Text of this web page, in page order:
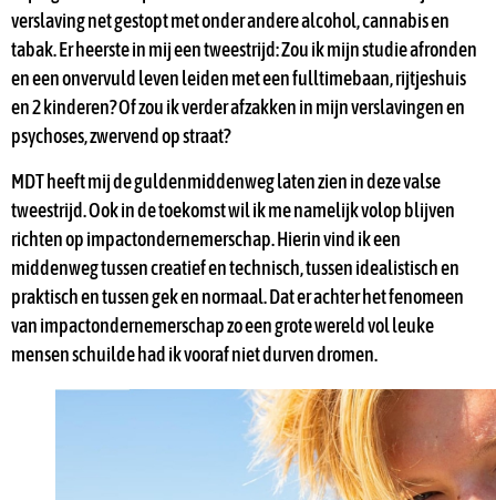
verslaving net gestopt met onder andere alcohol, cannabis en
tabak. Er heerste in mij een tweestrijd: Zou ik mijn studie afronden
en een onvervuld leven leiden met een fulltimebaan, rijtjeshuis
en 2 kinderen? Of zou ik verder afzakken in mijn verslavingen en
psychoses, zwervend op straat?
MDT heeft mij de guldenmiddenweg laten zien in deze valse
tweestrijd. Ook in de toekomst wil ik me namelijk volop blijven
richten op impactondernemerschap. Hierin vind ik een
middenweg tussen creatief en technisch, tussen idealistisch en
praktisch en tussen gek en normaal. Dat er achter het fenomeen
van impactondernemerschap zo een grote wereld vol leuke
mensen schuilde had ik vooraf niet durven dromen.